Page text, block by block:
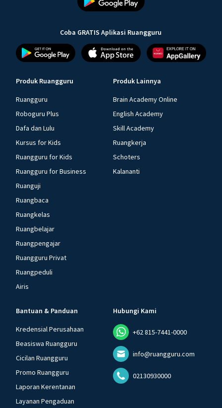
Coba GRATIS Aplikasi Ruangguru
Produk Ruangguru
Ruangguru
Roboguru Plus
Dafa dan Lulu
Kursus for Kids
Ruangguru for Kids
Ruangguru for Business
Ruanguji
Ruangbaca
Ruangkelas
Ruangbelajar
Ruangpengajar
Ruangguru Privat
Ruangpeduli
Airis
Produk Lainnya
Brain Academy Online
English Academy
Skill Academy
Ruangkerja
Schoters
Kalananti
Bantuan & Panduan
Kredensial Perusahaan
Beasiswa Ruangguru
Cicilan Ruangguru
Promo Ruangguru
Laporan Kerentanan
Layanan Pengaduan
Hubungi Kami
+62 815-7441-0000
info@ruangguru.com
02130930000